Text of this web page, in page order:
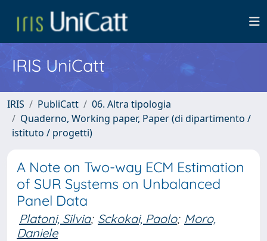
IRIS UniCatt
IRIS PubliCatt
06. Altra tipologia
Quaderno, Working paper, Paper (di dipartimento /
istituto / progetti)
A Note on Two-way ECM Estimation
of SUR Systems on Unbalanced
Panel Data
Platoni, Silvia; Sckokai, Paolo; Moro,
Daniele